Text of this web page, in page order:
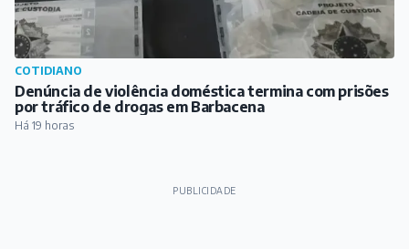
COTIDIANO
Denúncia de violência doméstica termina com prisões
por tráfico de drogas em Barbacena
Há 19 horas
PUBLICIDADE